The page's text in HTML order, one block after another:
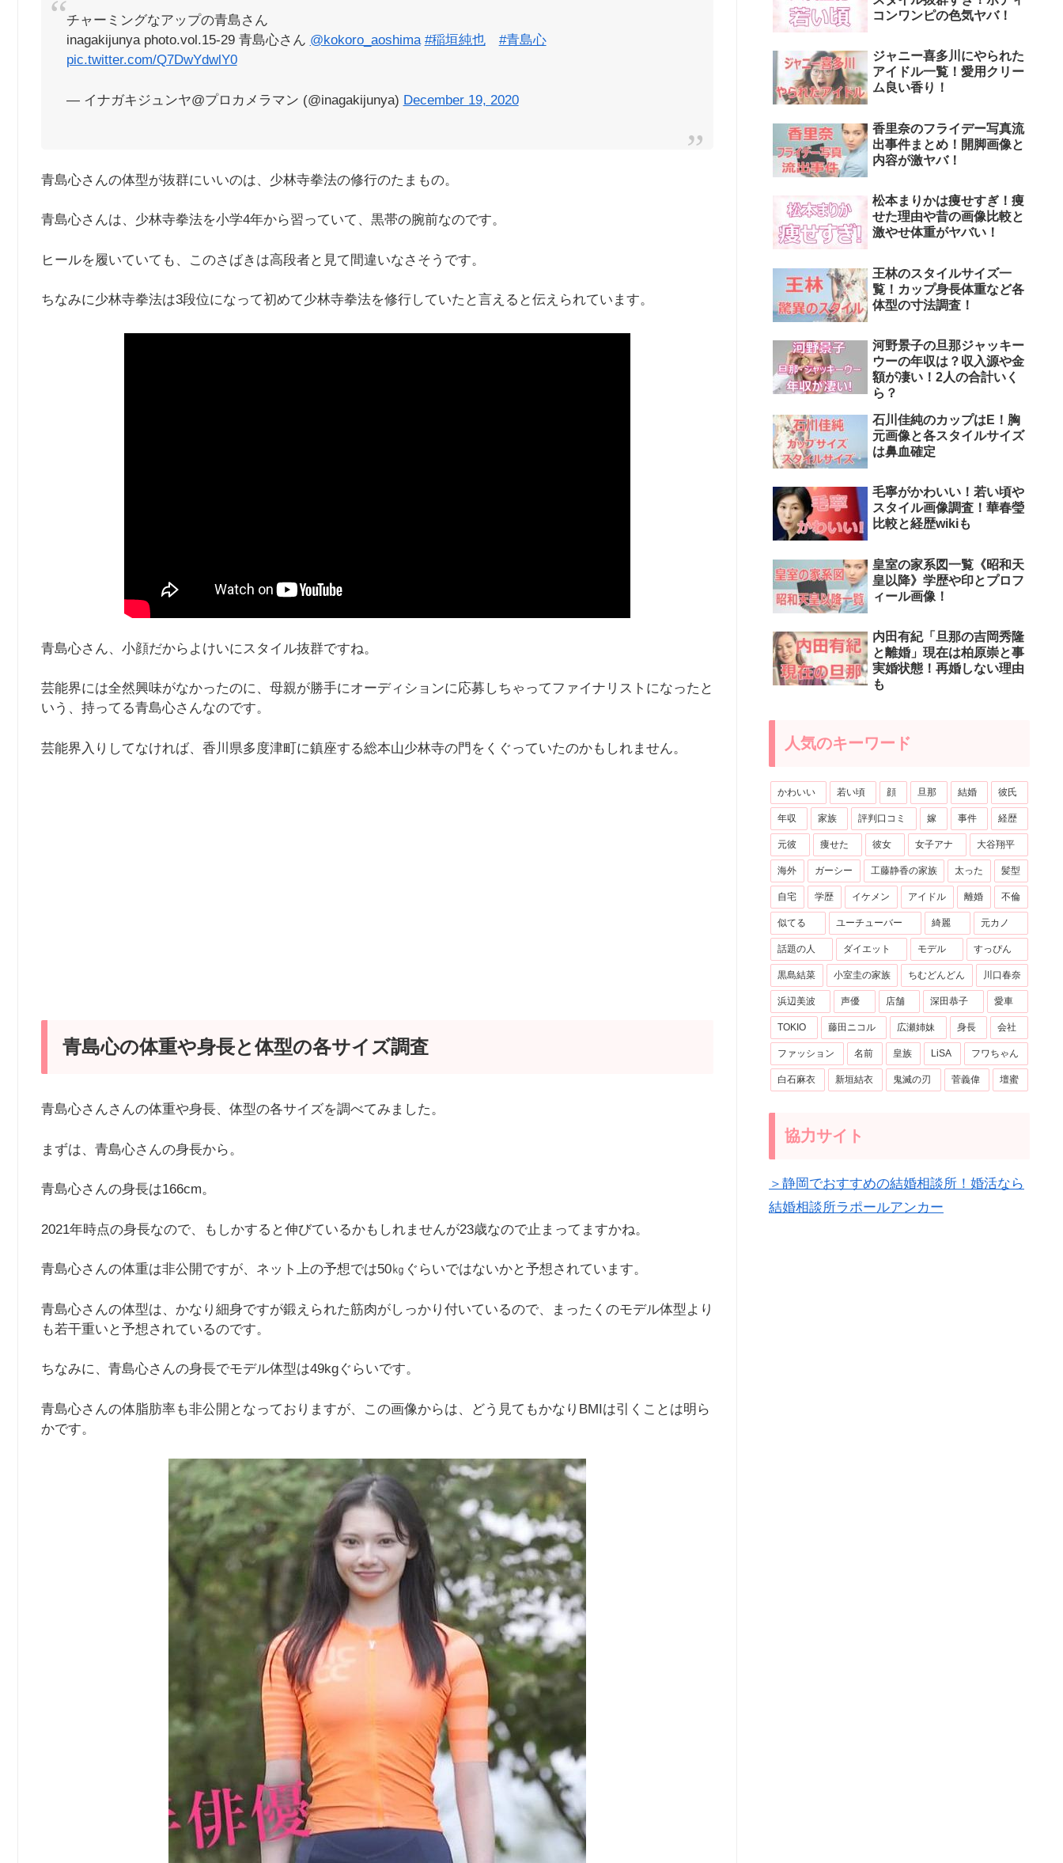
チャーミングなアップの青島さん
inagakijunya photo.vol.15-29 青島心さん @kokoro_aoshima #稲垣純也
#青島心
pic.twitter.com/Q7DwYdwlY0
— イナガキジュンヤ@プロカメラマン (@inagakijunya) December 19, 2020
青島心さんの体型が抜群にいいのは、少林寺拳法の修行のたまもの。
青島心さんは、少林寺拳法を小学4年から習っていて、黒帯の腕前なのです。
ヒールを履いていても、このさばきは高段者と見て間違いなさそうです。
ちなみに少林寺拳法は3段位になって初めて少林寺拳法を修行していたと言えると伝えられています。
青島心さん、小顔だからよけいにスタイル抜群ですね。
芸能界には全然興味がなかったのに、母親が勝手にオーディションに応募しちゃってファイナリストになったと
いう、持ってる青島心さんなのです。
芸能界入りしてなければ、香川県多度津町に鎮座する総本山少林寺の門をくぐっていたのかもしれません。
青島心の体重や身長と体型の各サイズ調査
青島心さんさんの体重や身長、体型の各サイズを調べてみました。
まずは、青島心さんの身長から。
青島心さんの身長は166cm。
2021年時点の身長なので、もしかすると伸びているかもしれませんが23歳なので止まってますかね。
青島心さんの体重は非公開ですが、ネット上の予想では50㎏ぐらいではないかと予想されています。
青島心さんの体型は、かなり細身ですが鍛えられた筋肉がしっかり付いているので、まったくのモデル体型より
も若干重いと予想されているのです。
ちなみに、青島心さんの身長でモデル体型は49kgぐらいです。
青島心さんの体脂肪率も非公開となっておりますが、この画像からは、どう見てもかなりBMIは引くことは明ら
かです。
コンワンピの色気ヤバ！
ジャニー喜多川にやられた
アイドル一覧！愛用クリー
ム良い香り！
香里奈のフライデー写真流
出事件まとめ！開脚画像と
内容が激ヤバ！
松本まりかは痩せすぎ！痩
せた理由や昔の画像比較と
激やせ体重がヤバい！
王林のスタイルサイズ一
覧！カップ身長体重など各
体型の寸法調査！
河野景子の旦那ジャッキー
ウーの年収は？収入源や金
額が凄い！2人の合計いく
ら？
石川佳純のカップはE！胸
元画像と各スタイルサイズ
は鼻血確定
毛寧がかわいい！若い頃や
スタイル画像調査！華春瑩
比較と経歴wikiも
皇室の家系図一覧《昭和天
皇以降》学歴や印とプロフ
ィール画像！
内田有紀「旦那の吉岡秀隆
と離婚」現在は柏原崇と事
実婚状態！再婚しない理由
も
人気のキーワード
かわいい 若い頃 顔 旦那 結婚 彼氏
年収 家族 評判口コミ 嫁 事件 経歴
元彼 痩せた 彼女 女子アナ 大谷翔平
海外 ガーシー 工藤静香の家族 太った 髪型
自宅 学歴 イケメン アイドル 離婚 不倫
似てる ユーチューバー 綺麗 元カノ
話題の人 ダイエット モデル すっぴん
黒島結菜 小室圭の家族 ちむどんどん 川口春奈
浜辺美波 声優 店舗 深田恭子 愛車
TOKIO 藤田ニコル 広瀬姉妹 身長 会社
ファッション 名前 皇族 LiSA フワちゃん
白石麻衣 新垣結衣 鬼滅の刃 菅義偉 壇蜜
協力サイト
＞静岡でおすすめの結婚相談所！婚活なら
結婚相談所ラポールアンカー